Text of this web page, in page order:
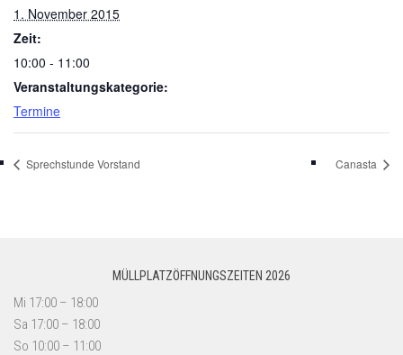
1. November 2015
Zeit:
10:00 - 11:00
Veranstaltungskategorie:
Termine
Sprechstunde Vorstand Canasta
MÜLLPLATZÖFFNUNGSZEITEN 2026
Mi 17:00 – 18:00
Sa 17:00 – 18:00
So 10:00 – 11:00